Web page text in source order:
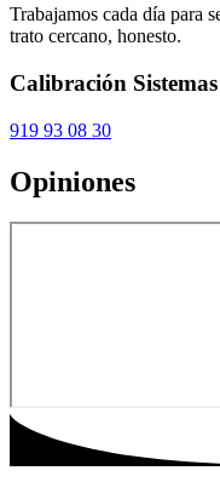
Trabajamos cada día para
trato cercano, honesto.
Calibración
919 93 08 30
Opiniones